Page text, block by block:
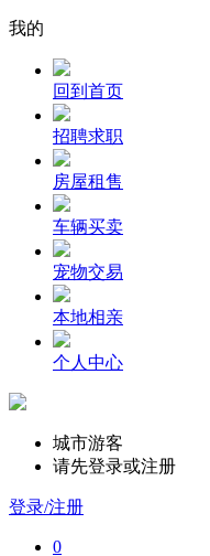
我的
回到首页
招聘求职
房屋租售
车辆买卖
宠物交易
本地相亲
个人中心
城市游客
请先登录或注册
登录/注册
0